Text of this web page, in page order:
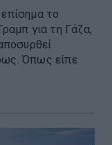
το
για τη Γάζα,
Όπως είπε